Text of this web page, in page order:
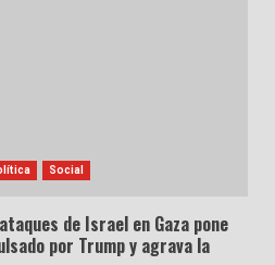
Social
de Israel en Gaza pone
por Trump y agrava la